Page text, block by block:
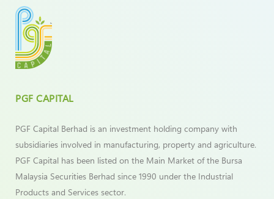
PGF CAPITAL
PGF Capital Berhad is an investment holding company with
subsidiaries involved in manufacturing, property and agriculture.
PGF Capital has been listed on the Main Market of the Bursa
Malaysia Securities Berhad since 1990 under the Industrial
Products and Services sector.